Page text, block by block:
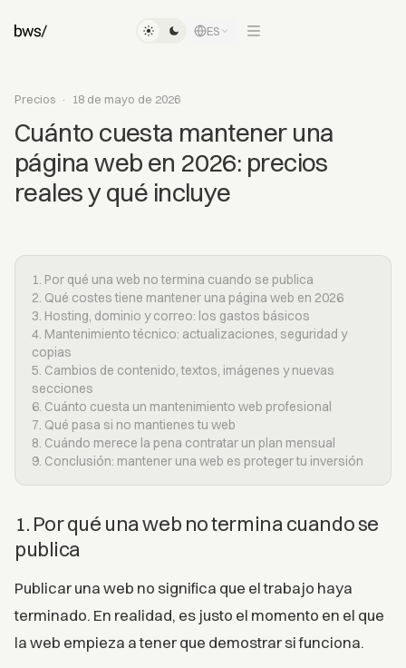
ES
Precios · 18 de mayo de 2026
Cuánto cuesta mantener una
página web en 2026: precios
reales y qué incluye
1. Por qué una web no termina cuando se publica
2. Qué costes tiene mantener una página web en 2026
3. Hosting, dominio y correo: los gastos básicos
4. Mantenimiento técnico: actualizaciones, seguridad y
copias
5. Cambios de contenido, textos, imágenes y nuevas
secciones
6. Cuánto cuesta un mantenimiento web profesional
7. Qué pasa si no mantienes tu web
8. Cuándo merece la pena contratar un plan mensual
9. Conclusión: mantener una web es proteger tu inversión
1. Por qué una web no termina cuando se
publica
Publicar una web no significa que el trabajo haya
terminado. En realidad, es justo el momento en el que
la web empieza a tener que demostrar si funciona.